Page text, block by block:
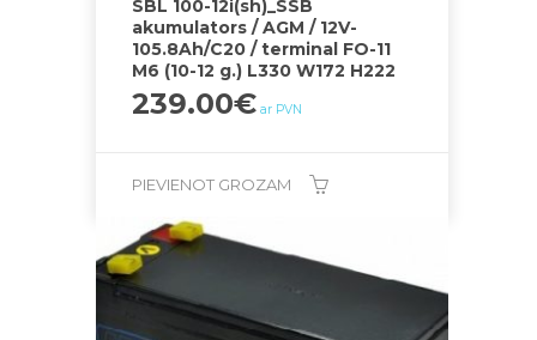
SBL 100-12i(sh)_SSB
akumulators / AGM / 12V-
105.8Ah/C20 / terminal FO-11
M6 (10-12 g.) L330 W172 H222
239.00€ ar PVN
PIEVIENOT GROZAM